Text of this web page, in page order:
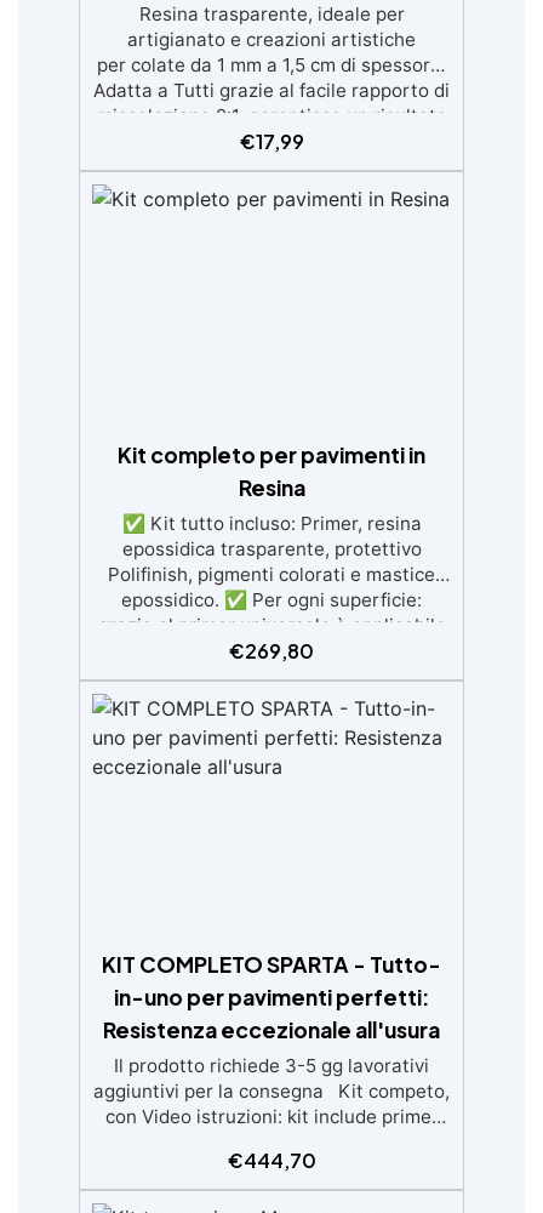
Resina trasparente, ideale per
artigianato e creazioni artistiche
per colate da 1 mm a 1,5 cm di spessore.
Adatta a Tutti grazie al facile rapporto di
miscelazione 2:1, garantisce un risultato
senza imperfezioni Bassa viscosità per
colate senza bolle, compatibile con
legno, silicone, vetro, metallo e altri
materiali. Certificata post-catalisi
€17,99
Kit completo per pavimenti in
Resina
✅ Kit tutto incluso: Primer, resina
epossidica trasparente, protettivo
Polifinish, pigmenti colorati e mastice
epossidico. ✅ Per ogni superficie:
grazie al primer universale è applicabile
sia su calcestruzzo, piastrelle e superfici
irregolari o danneggiate. ✅ Facile da
applicare: Video Guida completa inclusa,
3 semplici passaggi, dalla preparazione
della superficie alla finitura protettiva
antigraffio. ✅ Risultati professionali:
€269,80
KIT COMPLETO SPARTA - Tutto-
in-uno per pavimenti perfetti:
Resistenza eccezionale all'usura
Il prodotto richiede 3-5 gg lavorativi
aggiuntivi per la consegna Kit competo,
con Video istruzioni: kit include primer
microcemento) resina rivestimento
antigraffio, pronto all'uso! Massima
€444,70